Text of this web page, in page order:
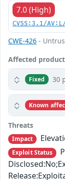
7.0 (High)
CVSS:3.1/
CWE-426 -
Affected
Fixed 30
Known
Threats
Impact
Exploit Status